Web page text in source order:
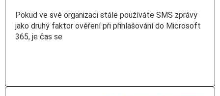
Pokud ve své organizaci stále používáte SMS zprávy
jako druhý faktor ověření při přihlašování do Microsoft
365, je čas se